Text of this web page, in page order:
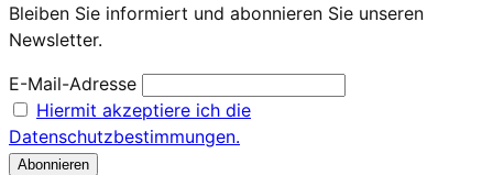
Bleiben Sie informiert und abonnieren Sie unseren
Newsletter.
E-Mail-Adresse
Hiermit akzeptiere ich die
Datenschutzbestimmungen.